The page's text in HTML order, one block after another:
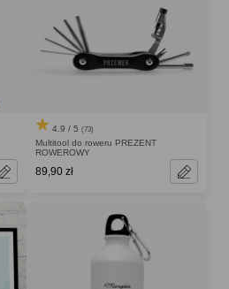
4.9 / 5 (73)
Multitool do roweru PREZENT
ROWEROWY
89,90 zł